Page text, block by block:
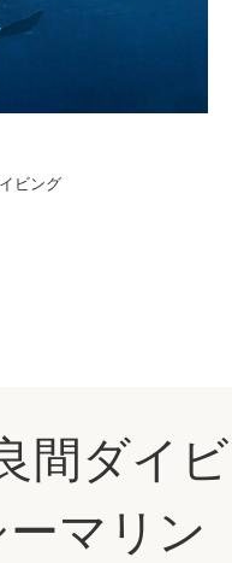
ビング
間ダイビ
マリン